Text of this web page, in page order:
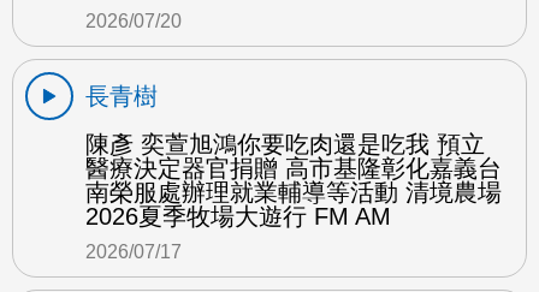
2026/07/20
長青樹
陳彥 奕萱旭鴻你要吃肉還是吃我 預立
醫療決定器官捐贈 高市基隆彰化嘉義台
南榮服處辦理就業輔導等活動 清境農場
2026夏季牧場大遊行 FM AM
2026/07/17